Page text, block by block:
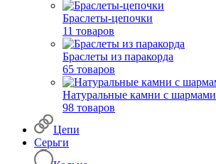
Браслеты-цепочки
11 товаров
Браслеты из паракорда
65 товаров
Натуральные камни с шармами
98 товаров
Цепи
Серьги